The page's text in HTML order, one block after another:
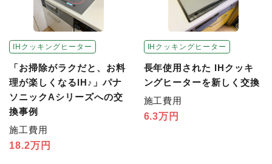
IHクッキングヒーター
「お掃除がラクだと、お料
理が楽しくなるIH♪」パナ
ソニックAシリーズへの交
換事例
施工費用
18.2万円
IHクッキングヒーター
長年使用された IHクッキ
ングヒーターを新しく交換
施工費用
6.3万円